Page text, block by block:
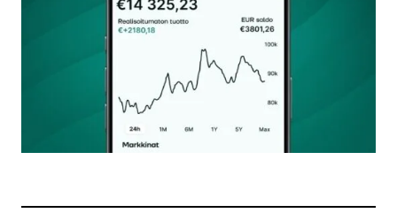
Nimesi tai nimimerkkisi
Sähköpostiosoitteesi
Tilaa SalkunRakentajan uutiskirje